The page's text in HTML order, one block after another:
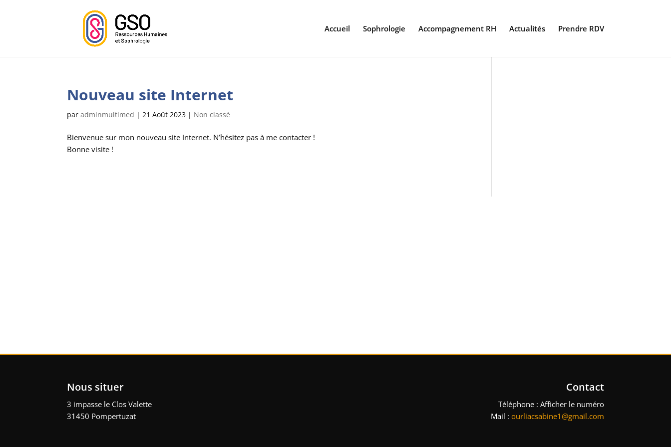
Accueil Sophrologie Accompagnement RH Actualités Prendre RDV
Nouveau site Internet
paradminmultimed |21 Août 2023 | Non classé
Bienvenue sur mon nouveau site Internet. N’hésitez pas à me contacter !
Bonne visite !
Nous situer
3 impasse le Clos Valette
31450 Pompertuzat
Contact
Téléphone : Afficher le numéro
Mail : ourliacsabine1@gmail.com